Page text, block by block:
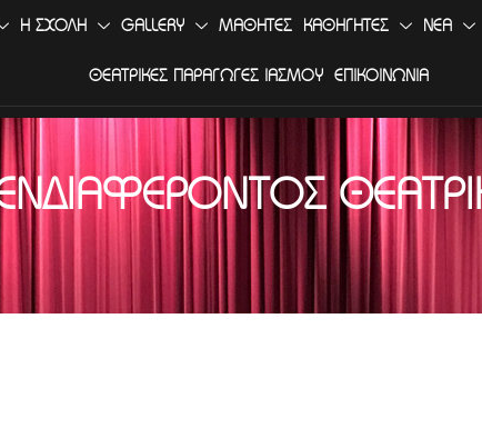
Η ΣΧΟΛΗ GALLERY ΜΑΘΗΤΕΣ ΚΑΘΗΓΗΤΕΣ ΝΕΑ
ΘΕΑΤΡΙΚΕΣ ΠΑΡΑΓΩΓΕΣ ΙΑΣΜΟΥ ΕΠΙΚΟΙΝΩΝΙΑ